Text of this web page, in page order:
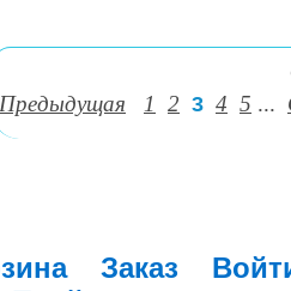
Предыдущая 1 2 3 4 5 ...
Заказ